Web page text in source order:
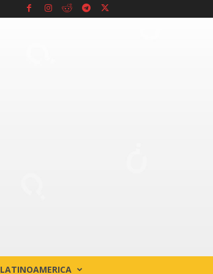
LATINOAMERICA